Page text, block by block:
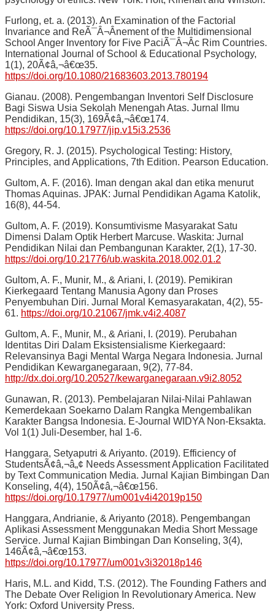
Furlong, et. a. (2013). An Examination of the Factorial
Invariance and ReÃ¯Â¬Ânement of the Multidimensional
School Anger Inventory for Five PaciÃ¯Â¬Âc Rim Countries.
International Journal of School & Educational Psychology,
1(1), 20Ã¢â‚¬â€œ35.
https://doi.org/10.1080/21683603.2013.780194
Gianau. (2008). Pengembangan Inventori Self Disclosure
Bagi Siswa Usia Sekolah Menengah Atas. Jurnal Ilmu
Pendidikan, 15(3), 169Ã¢â‚¬â€œ174.
https://doi.org/10.17977/jip.v15i3.2536
Gregory, R. J. (2015). Psychological Testing: History,
Principles, and Applications, 7th Edition. Pearson Education.
Gultom, A. F. (2016). Iman dengan akal dan etika menurut
Thomas Aquinas. JPAK: Jurnal Pendidikan Agama Katolik,
16(8), 44-54.
Gultom, A. F. (2019). Konsumtivisme Masyarakat Satu
Dimensi Dalam Optik Herbert Marcuse. Waskita: Jurnal
Pendidikan Nilai dan Pembangunan Karakter, 2(1), 17-30.
https://doi.org/10.21776/ub.waskita.2018.002.01.2
Gultom, A. F., Munir, M., & Ariani, I. (2019). Pemikiran
Kierkegaard Tentang Manusia Agony dan Proses
Penyembuhan Diri. Jurnal Moral Kemasyarakatan, 4(2), 55-
61. https://doi.org/10.21067/jmk.v4i2.4087
Gultom, A. F., Munir, M., & Ariani, I. (2019). Perubahan
Identitas Diri Dalam Eksistensialisme Kierkegaard:
Relevansinya Bagi Mental Warga Negara Indonesia. Jurnal
Pendidikan Kewarganegaraan, 9(2), 77-84.
http://dx.doi.org/10.20527/kewarganegaraan.v9i2.8052
Gunawan, R. (2013). Pembelajaran Nilai-Nilai Pahlawan
Kemerdekaan Soekarno Dalam Rangka Mengembalikan
Karakter Bangsa Indonesia. E-Journal WIDYA Non-Eksakta.
Vol 1(1) Juli-Desember, hal 1-6.
Hanggara, Setyaputri & Ariyanto. (2019). Efficiency of
StudentsÃ¢â‚¬â„¢ Needs Assessment Application Facilitated
by Text Communication Media. Jurnal Kajian Bimbingan Dan
Konseling, 4(4), 150Ã¢â‚¬â€œ156.
https://doi.org/10.17977/um001v4i42019p150
Hanggara, Andrianie, & Ariyanto (2018). Pengembangan
Aplikasi Assessment Menggunakan Media Short Message
Service. Jurnal Kajian Bimbingan Dan Konseling, 3(4),
146Ã¢â‚¬â€œ153.
https://doi.org/10.17977/um001v3i32018p146
Haris, M.L. and Kidd, T.S. (2012). The Founding Fathers and
The Debate Over Religion In Revolutionary America. New
York: Oxford University Press.